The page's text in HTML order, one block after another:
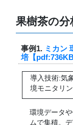
果樹茶の分
事例1.ミカン
培【pdf:736KB
導入技術:気
境モニタリ
環境データ
ムで集積。